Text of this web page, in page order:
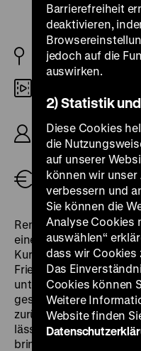
D 1930
Hoffmann, D:
Rehmann, 86’
Tickets
Renate Müller macht
eine gute Figur, als
Kuriers Lindeneck, der
Friedrich II. (Otto
unterwegs ist. Der
geschickt einen
zurückgelassenen
lässt er sie kurzerhand
bringen. Hans
Barrierefreiheit
deaktivieren,
jedoch auf die
auswirken.
2) Statistik
Diese Cookies
die
auf unserer
können wir
verbessern und
Sie können die
Analyse Cookies
auswählen“
dass wir Cookies
Das
Cookies können
Weitere
Website finden